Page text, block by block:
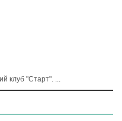
клуб "Старт". ...